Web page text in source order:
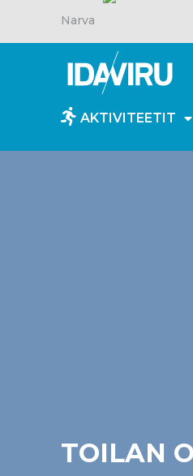
Narva
AKTIVITEETIT
TOILAN